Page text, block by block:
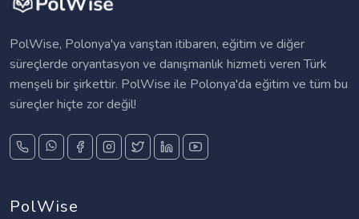
PolWise, Polonya'ya varıştan itibaren, eğitim ve diğer
süreçlerde oryantasyon ve danışmanlık hizmeti veren Türk
menşeli bir şirkettir. PolWise ile Polonya'da eğitim ve tüm bu
süreçler hiçte zor değil!
PolWise